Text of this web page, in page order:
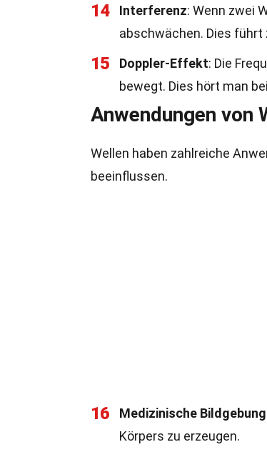
14 Interferenz: Wenn zwei
abschwächen. Dies führt
15 Doppler-Effekt: Die
bewegt. Dies hört man
Anwendungen von
Wellen haben zahlreiche
beeinflussen.
16 Medizinische Bildgebung
Körpers zu erzeugen.